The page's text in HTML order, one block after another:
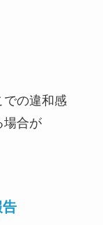
での違和感
場合が